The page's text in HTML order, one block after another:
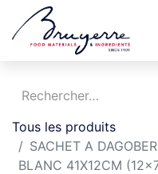
Tous les produits
SACHET A
BLANC 41X12CM